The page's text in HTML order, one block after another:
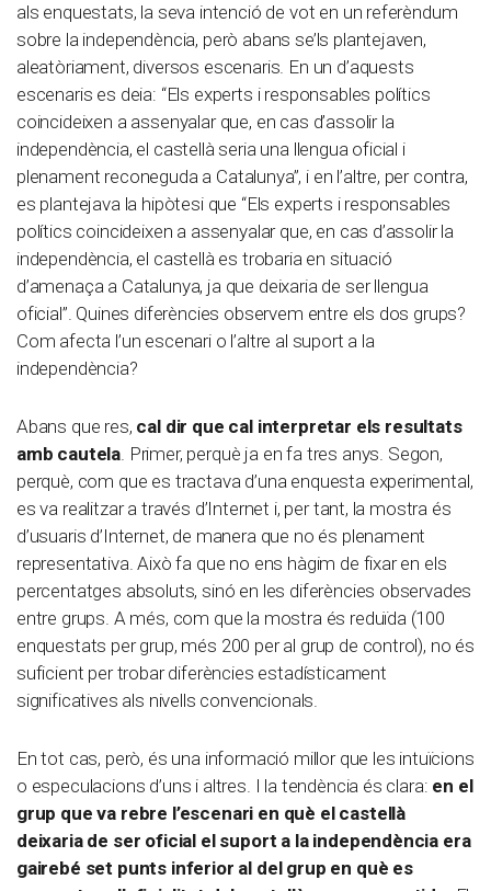
als enquestats, la seva intenció de vot en un referèndum
sobre la independència, però abans se’ls plantejaven,
aleatòriament, diversos escenaris. En un d’aquests
escenaris es deia: “Els experts i responsables polítics
coincideixen a assenyalar que, en cas d’assolir la
independència, el castellà seria una llengua oficial i
plenament reconeguda a Catalunya”, i en l’altre, per contra,
es plantejava la hipòtesi que “Els experts i responsables
polítics coincideixen a assenyalar que, en cas d’assolir la
independència, el castellà es trobaria en situació
d’amenaça a Catalunya, ja que deixaria de ser llengua
oficial”. Quines diferències observem entre els dos grups?
Com afecta l’un escenari o l’altre al suport a la
independència?
Abans que res, cal dir que cal interpretar els resultats
amb cautela. Primer, perquè ja en fa tres anys. Segon,
perquè, com que es tractava d’una enquesta experimental,
es va realitzar a través d’Internet i, per tant, la mostra és
d’usuaris d’Internet, de manera que no és plenament
representativa. Això fa que no ens hàgim de fixar en els
percentatges absoluts, sinó en les diferències observades
entre grups. A més, com que la mostra és reduïda (100
enquestats per grup, més 200 per al grup de control), no és
suficient per trobar diferències estadísticament
significatives als nivells convencionals.
En tot cas, però, és una informació millor que les intuïcions
o especulacions d’uns i altres. I la tendència és clara: en el
grup que va rebre l’escenari en què el castellà
deixaria de ser oficial el suport a la independència era
gairebé set punts inferior al del grup en què es